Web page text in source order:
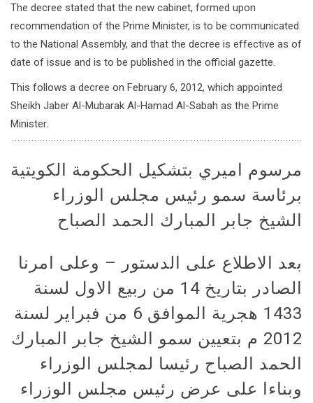
The decree stated that the new cabinet, formed upon
recommendation of the Prime Minister, is to be communicated
to the National Assembly, and that the decree is effective as of
date of issue and is to be published in the official gazette.
This follows a decree on February 6, 2012, which appointed
Sheikh Jaber Al-Mubarak Al-Hamad Al-Sabah as the Prime
Minister.
مرسوم اميري بتشكيل الحكومة الكويتية
برئاسة سمو رئيس مجلس الوزراء
الشيخ جابر المبارك الحمد الصباح
بعد الاطلاع على الدستور – وعلى امرنا
الصادر بتاريخ 14 من ربيع الاول لسنة
1433 هجرية الموافق 6 من فبراير لسنة
2012 م بتعيين سمو الشيخ جابر المبارك
الحمد الصباح رئيسا لمجلس الوزراء
وبناءا على عرض رئيس مجلس الوزراء